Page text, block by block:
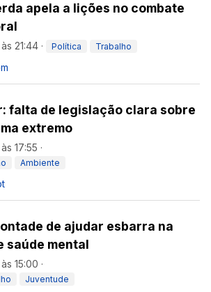
apela a lições no combate
21:44 · Política Trabalho
falta de legislação clara sobre
extremo
17:55 ·
Ambiente
de ajudar esbarra na
saúde mental
15:00 ·
Juventude